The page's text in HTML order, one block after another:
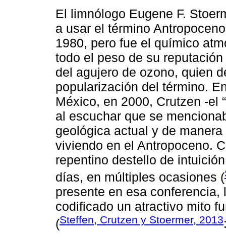
El limnólogo Eugene F.
a usar el término
1980, pero fue el químico
todo el peso de su
del agujero de ozono, quien
popularización del término.
México, en 2000, Crutzen -el
al escuchar que se
geológica actual y de
viviendo en el Antropoceno.
repentino destello de
días, en múltiples ocasiones (
presente en esa
codificado un atractivo mito
(Steffen, Crutzen y Stoermer, 2013